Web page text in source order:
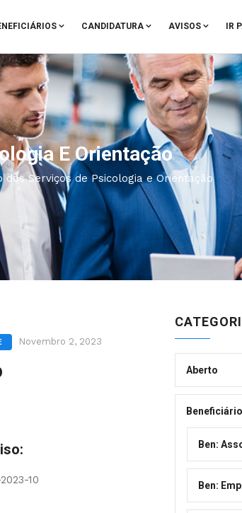
CANDIDATURA AVISOS IR
E Orientação
dos Serviços de Psicologia e Orientação
Novembro 2, 2023
10
Aberto
Ben:
Ben: